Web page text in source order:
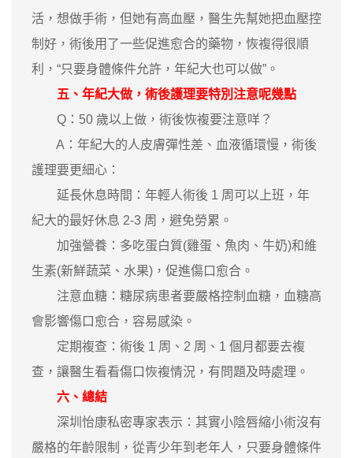
活，想做手術，但她有高血壓，醫生先幫她把血壓控
制好，術後用了一些促進愈合的藥物，恢複得很順
利，“只要身體條件允許，年紀大也可以做”。
五、年紀大做，術後護理要特別注意呢幾點
Q：50 歲以上做，術後恢複要注意咩？
A：年紀大的人皮膚彈性差、血液循環慢，術後
護理要更細心：
延長休息時間：年輕人術後 1 周可以上班，年
紀大的最好休息 2-3 周，避免勞累。
加強營養：多吃蛋白質(雞蛋、魚肉、牛奶)和維
生素(新鮮蔬菜、水果)，促進傷口愈合。
注意血糖：糖尿病患者要嚴格控制血糖，血糖高
會影響傷口愈合，容易感染。
定期複查：術後 1 周、2 周、1 個月都要去複
查，讓醫生看看傷口恢複情況，有問題及時處理。
六、總結
深圳怡康私密專家表示：其實小陰唇縮小術沒有
嚴格的年齡限制，從青少年到老年人，只要身體條件